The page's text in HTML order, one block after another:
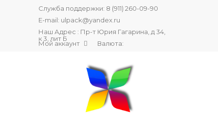
Служба поддержки: 8 (911) 260-09-90
E-mail: ulpack@yandex.ru
Наш Адрес : Пр-т Юрия Гагарина, д 34,
к 3, лит Б
Мой аккаунт Валюта: